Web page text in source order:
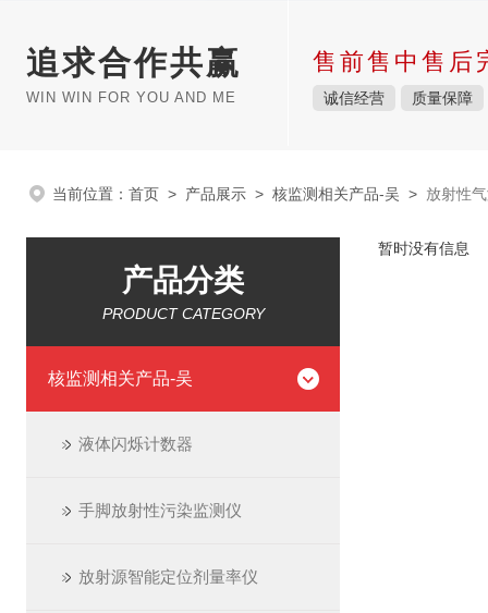
追求合作共赢
WIN WIN FOR YOU AND ME
售前售中售后
诚信经营 质量保障
当前位置： 首页 > 产品展示 > 核监测相关产品-吴 > 放射性
产品分类
PRODUCT CATEGORY
核监测相关产品-吴
液体闪烁计数器
手脚放射性污染监测仪
放射源智能定位剂量率仪
暂时没有信息